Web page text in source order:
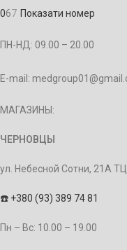
067 Показати номер
ПН-НД: 09.00 – 20.00
E-mail:
МАГАЗИНЫ:
ЧЕРНОВЦЫ
ул. Небесной Сотни, 21А ТЦ
☎️ +380 (93) 389 74 81
Пн – Bc: 10.00 – 19.00